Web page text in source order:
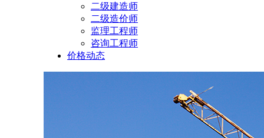
二级建造师
二级造价师
监理工程师
咨询工程师
价格动态